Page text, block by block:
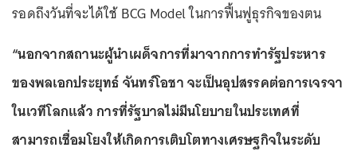
รอดถึงวันที่จะได้ใช้ BCG Model ในการฟื้นฟูธุรกิจของตน
“นอกจากสถานะผู้นำเผด็จการที่มาจากการทำรัฐประหาร
ของพลเอกประยุทธ์ จันทร์โอชา จะเป็นอุปสรรคต่อการเจรจา
ในเวทีโลกแล้ว การที่รัฐบาลไม่มีนโยบายในประเทศที่
สามารถเชื่อมโยงให้เกิดการเติบโตทางเศรษฐกิจในระดับ